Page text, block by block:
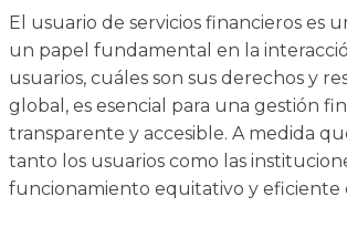
El usuario de servicios financieros es
un papel fundamental en la
usuarios, cuáles son sus derechos y
global, es esencial para una gestión
transparente y accesible. A medida
tanto los usuarios como las
funcionamiento equitativo y eficiente